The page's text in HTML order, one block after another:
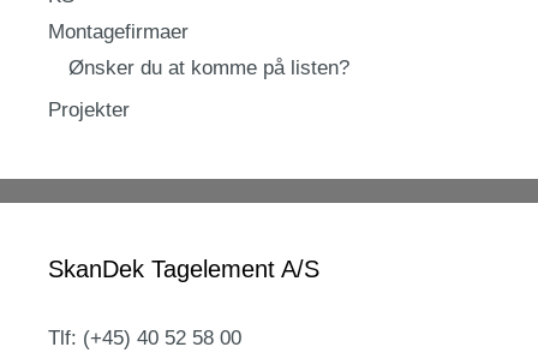
Montagefirmaer
Ønsker du at komme på listen?
Projekter
SkanDek Tagelement A/S
Tlf: (+45) 40 52 58 00